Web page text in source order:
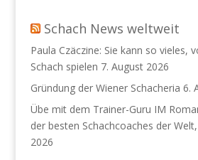
Schach News weltweit
Paula Czäczine: Sie kann so vieles,
Schach spielen 7. August 2026
Gründung der Wiener Schacheria 6.
Übe mit dem Trainer-Guru IM
der besten Schachcoaches der
2026